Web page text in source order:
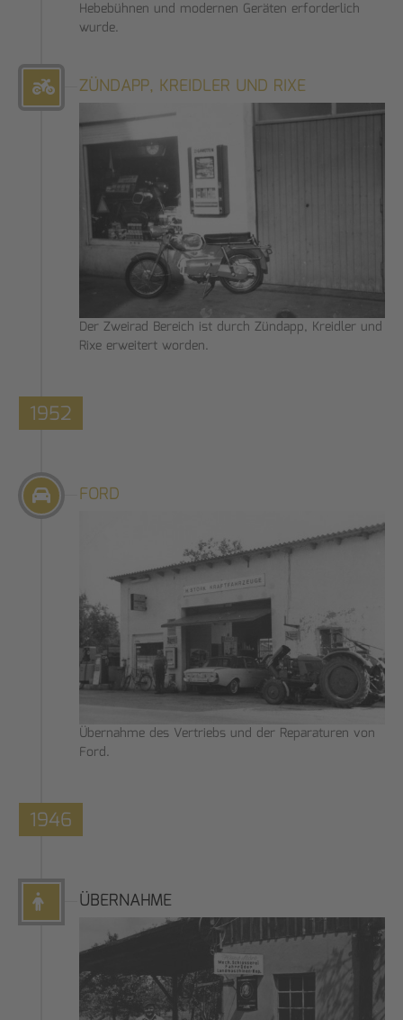
Hebebühnen und modernen Geräten erforderlich
wurde.
ZÜNDAPP, KREIDLER UND RIXE
Der Zweirad Bereich ist durch Zündapp, Kreidler und
Rixe erweitert worden.
1952
FORD
Übernahme des Vertriebs und der Reparaturen von
Ford.
1946
ÜBERNAHME